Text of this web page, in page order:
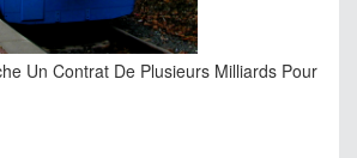
Un Contrat De Plusieurs Milliards Pour